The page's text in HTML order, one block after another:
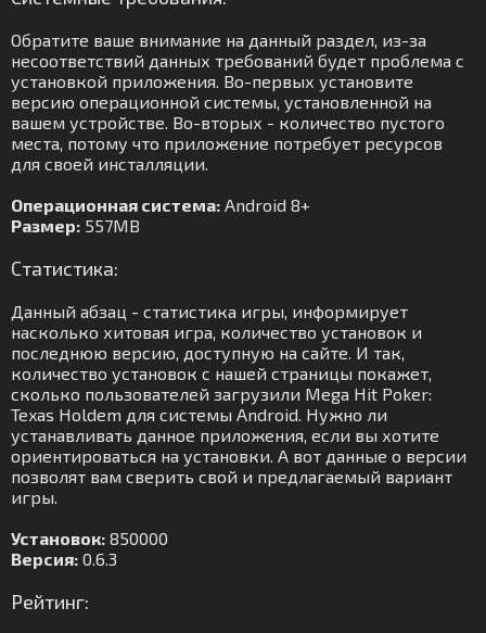
Обратите ваше внимание на данный раздел, из-за
несоответствий данных требований будет проблема с
установкой приложения. Во-первых установите
версию операционной системы, установленной на
вашем устройстве. Во-вторых - количество пустого
места, потому что приложение потребует ресурсов
для своей инсталляции.
Операционная система: Android 8+
Размер: 557MB
Статистика:
Данный абзац - статистика игры, информирует
насколько хитовая игра, количество установок и
последнюю версию, доступную на сайте. И так,
количество установок с нашей страницы покажет,
сколько пользователей загрузили Mega Hit Poker:
Texas Holdem для системы Android. Нужно ли
устанавливать данное приложения, если вы хотите
ориентироваться на установки. А вот данные о версии
позволят вам сверить свой и предлагаемый вариант
игры.
Установок: 850000
Версия: 0.6.3
Рейтинг: